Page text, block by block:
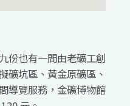
份也有一間由老礦工創
礦坑區、黃金原礦區、
導覽服務，金礦博物館